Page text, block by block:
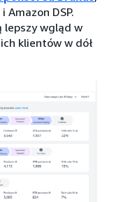
i Amazon DSP.
lepszy wgląd w
klientów w dół